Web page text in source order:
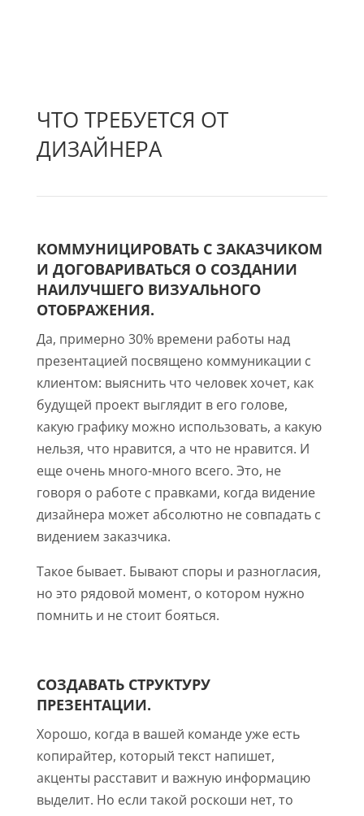
ЧТО ТРЕБУЕТСЯ ОТ
ДИЗАЙНЕРА
КОММУНИЦИРОВАТЬ С ЗАКАЗЧИКОМ
И ДОГОВАРИВАТЬСЯ О СОЗДАНИИ
НАИЛУЧШЕГО ВИЗУАЛЬНОГО
ОТОБРАЖЕНИЯ.
Да, примерно 30% времени работы над
презентацией посвящено коммуникации с
клиентом: выяснить что человек хочет, как
будущей проект выглядит в его голове,
какую графику можно использовать, а какую
нельзя, что нравится, а что не нравится. И
еще очень много-много всего. Это, не
говоря о работе с правками, когда видение
дизайнера может абсолютно не совпадать с
видением заказчика.
Такое бывает. Бывают споры и разногласия,
но это рядовой момент, о котором нужно
помнить и не стоит бояться.
СОЗДАВАТЬ СТРУКТУРУ
ПРЕЗЕНТАЦИИ.
Хорошо, когда в вашей команде уже есть
копирайтер, который текст напишет,
акценты расставит и важную информацию
выделит. Но если такой роскоши нет, то